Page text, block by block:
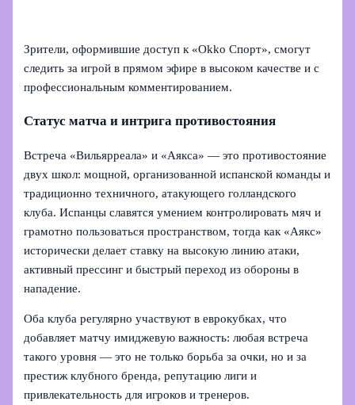
Зрители, оформившие доступ к «Okko Спорт», смогут
следить за игрой в прямом эфире в высоком качестве и с
профессиональным комментированием.
Статус матча и интрига противостояния
Встреча «Вильярреала» и «Аякса» — это противостояние
двух школ: мощной, организованной испанской команды и
традиционно техничного, атакующего голландского
клуба. Испанцы славятся умением контролировать мяч и
грамотно пользоваться пространством, тогда как «Аякс»
исторически делает ставку на высокую линию атаки,
активный прессинг и быстрый переход из обороны в
нападение.
Оба клуба регулярно участвуют в еврокубках, что
добавляет матчу имиджевую важность: любая встреча
такого уровня — это не только борьба за очки, но и за
престиж клубного бренда, репутацию лиги и
привлекательность для игроков и тренеров.